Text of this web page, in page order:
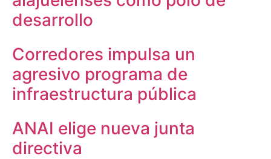
desarrollo
Corredores impulsa un
agresivo programa de
infraestructura pública
ANAI elige nueva junta
directiva